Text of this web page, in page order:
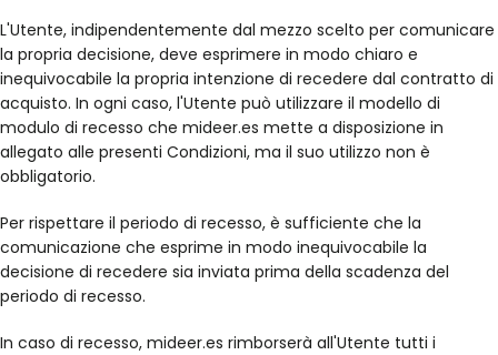
L'Utente, indipendentemente dal mezzo scelto per comunicare
la propria decisione, deve esprimere in modo chiaro e
inequivocabile la propria intenzione di recedere dal contratto di
acquisto. In ogni caso, l'Utente può utilizzare il modello di
modulo di recesso che mideer.es mette a disposizione in
allegato alle presenti Condizioni, ma il suo utilizzo non è
obbligatorio.
Per rispettare il periodo di recesso, è sufficiente che la
comunicazione che esprime in modo inequivocabile la
decisione di recedere sia inviata prima della scadenza del
periodo di recesso.
In caso di recesso, mideer.es rimborserà all'Utente tutti i